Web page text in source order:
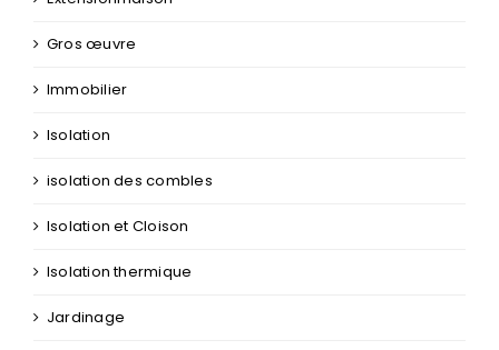
Gros œuvre
Immobilier
Isolation
isolation des combles
Isolation et Cloison
Isolation thermique
Jardinage